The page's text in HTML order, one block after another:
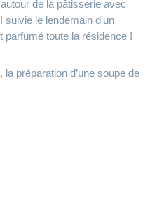
de la pâtisserie avec
le lendemain d’un
parfumé toute la résidence !
préparation d’une soupe de